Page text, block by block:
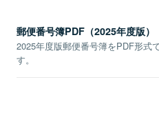
郵便番号簿PDF（2025年度版）
2025年度版郵便番号簿をPDF形式
す。